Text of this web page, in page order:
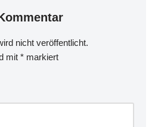
nicht veröffentlicht.
mit * markiert